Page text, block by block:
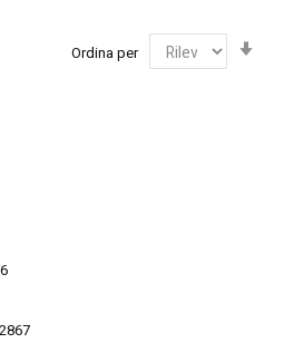
Ordina per
2867